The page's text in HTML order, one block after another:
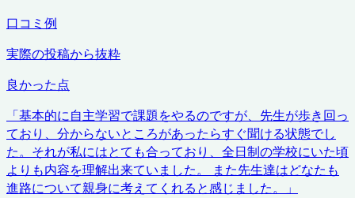
口コミ例
実際の投稿から抜粋
良かった点
「基本的に自主学習で課題をやるのですが、先生が歩き回っ
ており、分からないところがあったらすぐ聞ける状態でし
た。それが私にはとても合っており、全日制の学校にいた頃
よりも内容を理解出来ていました。 また先生達はどなたも
進路について親身に考えてくれると感じました。
」